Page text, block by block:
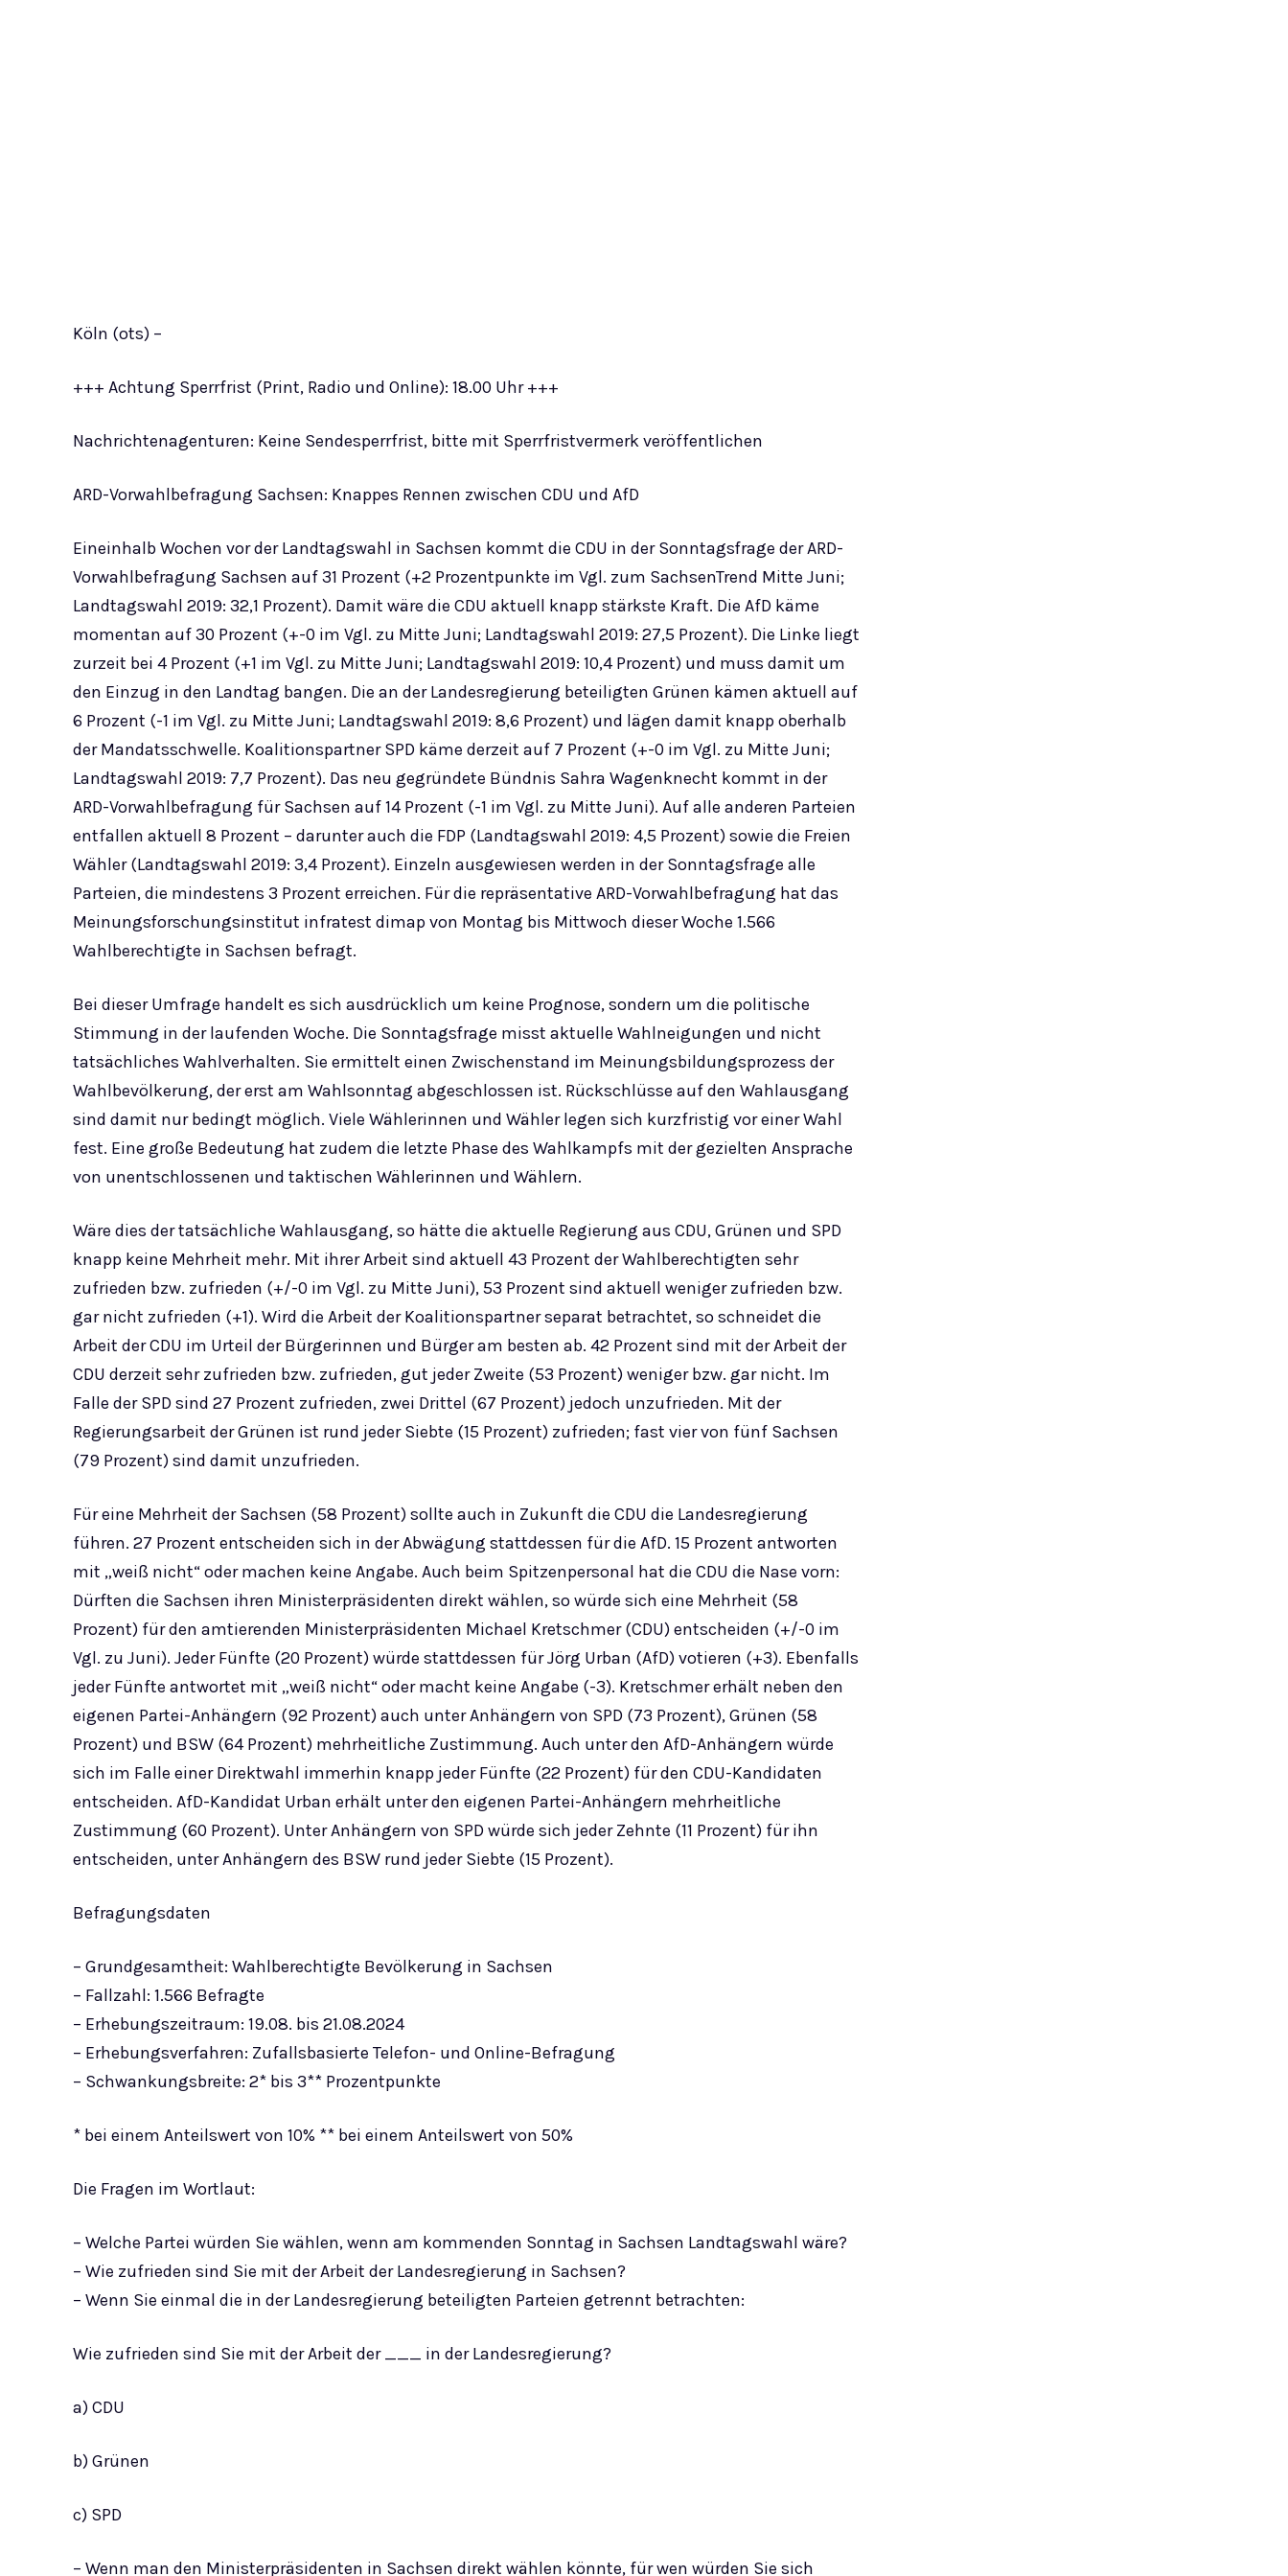
Köln (ots) –
+++ Achtung Sperrfrist (Print, Radio und Online): 18.00 Uhr +++
Nachrichtenagenturen: Keine Sendesperrfrist, bitte mit Sperrfristvermerk veröffentlichen
ARD-Vorwahlbefragung Sachsen: Knappes Rennen zwischen CDU und AfD
Eineinhalb Wochen vor der Landtagswahl in Sachsen kommt die CDU in der Sonntagsfrage der ARD-
Vorwahlbefragung Sachsen auf 31 Prozent (+2 Prozentpunkte im Vgl. zum SachsenTrend Mitte Juni;
Landtagswahl 2019: 32,1 Prozent). Damit wäre die CDU aktuell knapp stärkste Kraft. Die AfD käme
momentan auf 30 Prozent (+-0 im Vgl. zu Mitte Juni; Landtagswahl 2019: 27,5 Prozent). Die Linke liegt
zurzeit bei 4 Prozent (+1 im Vgl. zu Mitte Juni; Landtagswahl 2019: 10,4 Prozent) und muss damit um
den Einzug in den Landtag bangen. Die an der Landesregierung beteiligten Grünen kämen aktuell auf
6 Prozent (-1 im Vgl. zu Mitte Juni; Landtagswahl 2019: 8,6 Prozent) und lägen damit knapp oberhalb
der Mandatsschwelle. Koalitionspartner SPD käme derzeit auf 7 Prozent (+-0 im Vgl. zu Mitte Juni;
Landtagswahl 2019: 7,7 Prozent). Das neu gegründete Bündnis Sahra Wagenknecht kommt in der
ARD-Vorwahlbefragung für Sachsen auf 14 Prozent (-1 im Vgl. zu Mitte Juni). Auf alle anderen Parteien
entfallen aktuell 8 Prozent – darunter auch die FDP (Landtagswahl 2019: 4,5 Prozent) sowie die Freien
Wähler (Landtagswahl 2019: 3,4 Prozent). Einzeln ausgewiesen werden in der Sonntagsfrage alle
Parteien, die mindestens 3 Prozent erreichen. Für die repräsentative ARD-Vorwahlbefragung hat das
Meinungsforschungsinstitut infratest dimap von Montag bis Mittwoch dieser Woche 1.566
Wahlberechtigte in Sachsen befragt.
Bei dieser Umfrage handelt es sich ausdrücklich um keine Prognose, sondern um die politische
Stimmung in der laufenden Woche. Die Sonntagsfrage misst aktuelle Wahlneigungen und nicht
tatsächliches Wahlverhalten. Sie ermittelt einen Zwischenstand im Meinungsbildungsprozess der
Wahlbevölkerung, der erst am Wahlsonntag abgeschlossen ist. Rückschlüsse auf den Wahlausgang
sind damit nur bedingt möglich. Viele Wählerinnen und Wähler legen sich kurzfristig vor einer Wahl
fest. Eine große Bedeutung hat zudem die letzte Phase des Wahlkampfs mit der gezielten Ansprache
von unentschlossenen und taktischen Wählerinnen und Wählern.
Wäre dies der tatsächliche Wahlausgang, so hätte die aktuelle Regierung aus CDU, Grünen und SPD
knapp keine Mehrheit mehr. Mit ihrer Arbeit sind aktuell 43 Prozent der Wahlberechtigten sehr
zufrieden bzw. zufrieden (+/-0 im Vgl. zu Mitte Juni), 53 Prozent sind aktuell weniger zufrieden bzw.
gar nicht zufrieden (+1). Wird die Arbeit der Koalitionspartner separat betrachtet, so schneidet die
Arbeit der CDU im Urteil der Bürgerinnen und Bürger am besten ab. 42 Prozent sind mit der Arbeit der
CDU derzeit sehr zufrieden bzw. zufrieden, gut jeder Zweite (53 Prozent) weniger bzw. gar nicht. Im
Falle der SPD sind 27 Prozent zufrieden, zwei Drittel (67 Prozent) jedoch unzufrieden. Mit der
Regierungsarbeit der Grünen ist rund jeder Siebte (15 Prozent) zufrieden; fast vier von fünf Sachsen
(79 Prozent) sind damit unzufrieden.
Für eine Mehrheit der Sachsen (58 Prozent) sollte auch in Zukunft die CDU die Landesregierung
führen. 27 Prozent entscheiden sich in der Abwägung stattdessen für die AfD. 15 Prozent antworten
mit „weiß nicht“ oder machen keine Angabe. Auch beim Spitzenpersonal hat die CDU die Nase vorn:
Dürften die Sachsen ihren Ministerpräsidenten direkt wählen, so würde sich eine Mehrheit (58
Prozent) für den amtierenden Ministerpräsidenten Michael Kretschmer (CDU) entscheiden (+/-0 im
Vgl. zu Juni). Jeder Fünfte (20 Prozent) würde stattdessen für Jörg Urban (AfD) votieren (+3). Ebenfalls
jeder Fünfte antwortet mit „weiß nicht“ oder macht keine Angabe (-3). Kretschmer erhält neben den
eigenen Partei-Anhängern (92 Prozent) auch unter Anhängern von SPD (73 Prozent), Grünen (58
Prozent) und BSW (64 Prozent) mehrheitliche Zustimmung. Auch unter den AfD-Anhängern würde
sich im Falle einer Direktwahl immerhin knapp jeder Fünfte (22 Prozent) für den CDU-Kandidaten
entscheiden. AfD-Kandidat Urban erhält unter den eigenen Partei-Anhängern mehrheitliche
Zustimmung (60 Prozent). Unter Anhängern von SPD würde sich jeder Zehnte (11 Prozent) für ihn
entscheiden, unter Anhängern des BSW rund jeder Siebte (15 Prozent).
Befragungsdaten
– Grundgesamtheit: Wahlberechtigte Bevölkerung in Sachsen
– Fallzahl: 1.566 Befragte
– Erhebungszeitraum: 19.08. bis 21.08.2024
– Erhebungsverfahren: Zufallsbasierte Telefon- und Online-Befragung
– Schwankungsbreite: 2* bis 3** Prozentpunkte
* bei einem Anteilswert von 10% ** bei einem Anteilswert von 50%
Die Fragen im Wortlaut:
– Welche Partei würden Sie wählen, wenn am kommenden Sonntag in Sachsen Landtagswahl wäre?
– Wie zufrieden sind Sie mit der Arbeit der Landesregierung in Sachsen?
– Wenn Sie einmal die in der Landesregierung beteiligten Parteien getrennt betrachten:
Wie zufrieden sind Sie mit der Arbeit der ___ in der Landesregierung?
a) CDU
b) Grünen
c) SPD
– Wenn man den Ministerpräsidenten in Sachsen direkt wählen könnte, für wen würden Sie sich